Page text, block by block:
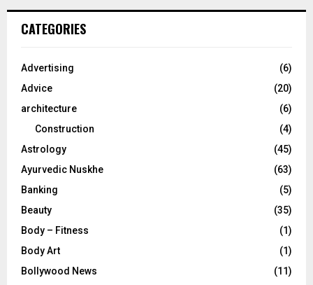
h
o
:
CATEGORIES
Advertising
(6)
Advice
(20)
architecture
(6)
Construction
(4)
Astrology
(45)
Ayurvedic Nuskhe
(63)
Banking
(5)
Beauty
(35)
Body – Fitness
(1)
Body Art
(1)
Bollywood News
(11)